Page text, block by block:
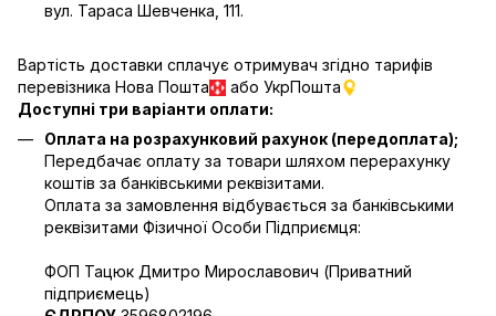
вул. Тараса Шевченка, 111.
Вартість доставки сплачує отримувач згідно тарифів
перевізника Нова Пошта
або УкрПошта
Доступні три варіанти оплати:
Оплата на розрахунковий рахунок (передоплата);
Передбачає оплату за товари шляхом перерахунку
коштів за банківськими реквізитами.
Оплата за замовлення відбувається за банківськими
реквізитами Фізичної Особи Підприємця:
ФОП Тацюк Дмитро Мирославович (Приватний
пiдприємець)